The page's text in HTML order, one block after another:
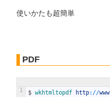
使いかたも超簡単
PDF
1 $ wkhtmltopdf http: //www